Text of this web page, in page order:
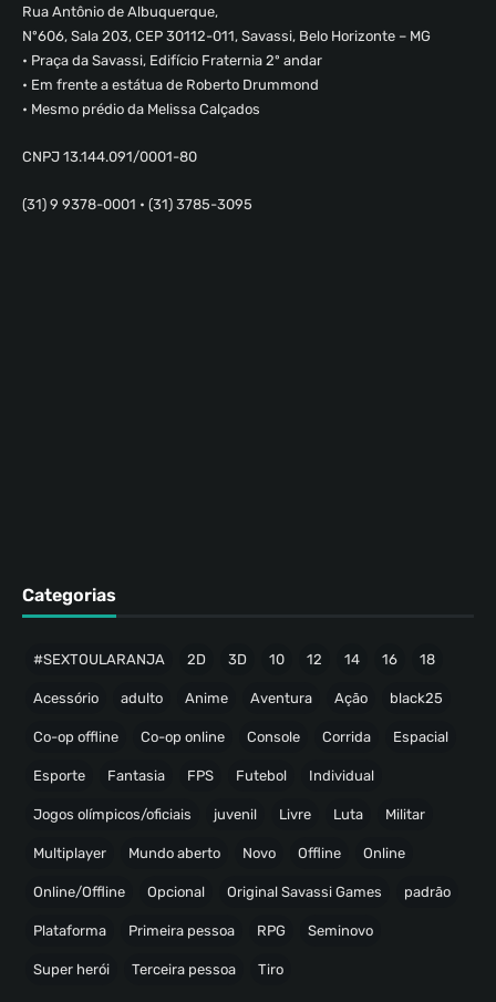
Rua Antônio de Albuquerque,
Nº606, Sala 203, CEP 30112-011, Savassi, Belo Horizonte – MG
• Praça da Savassi, Edifício Fraternia 2º andar
• Em frente a estátua de Roberto Drummond
• Mesmo prédio da Melissa Calçados
CNPJ 13.144.091/0001-80
(31) 9 9378-0001 • (31) 3785-3095
Categorias
#SEXTOULARANJA 2D 3D 10 12 14 16 18
Acessório adulto Anime Aventura Ação black25
Co-op offline Co-op online Console Corrida Espacial
Esporte Fantasia FPS Futebol Individual
Jogos olímpicos/oficiais juvenil Livre Luta Militar
Multiplayer Mundo aberto Novo Offline Online
Online/Offline Opcional Original Savassi Games padrão
Plataforma Primeira pessoa RPG Seminovo
Super herói Terceira pessoa Tiro